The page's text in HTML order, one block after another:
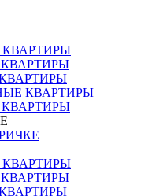
КВАРТИРЫ